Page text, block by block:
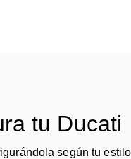
tu Ducati
según tu